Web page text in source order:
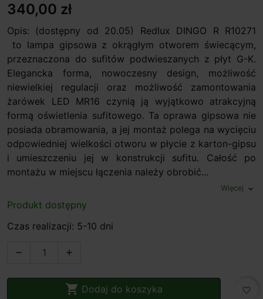
340,00 zł
Opis: (dostępny od 20.05) Redlux DINGO R R10271
to lampa gipsowa z okrągłym otworem świecącym,
przeznaczona do sufitów podwieszanych z płyt G-K.
Elegancka forma, nowoczesny design, możliwość
niewielkiej regulacji oraz możliwość zamontowania
żarówek LED MR16 czynią ją wyjątkowo atrakcyjną
formą oświetlenia sufitowego. Ta oprawa gipsowa nie
posiada obramowania, a jej montaż polega na wycięciu
odpowiedniej wielkości otworu w płycie z karton-gipsu
i umieszczeniu jej w konstrukcji sufitu. Całość po
montażu w miejscu łączenia należy obrobić...
Więcej expand_more
Produkt dostępny
Czas realizacji: 5-10 dni
 
 Dodaj do koszyka favorite_border